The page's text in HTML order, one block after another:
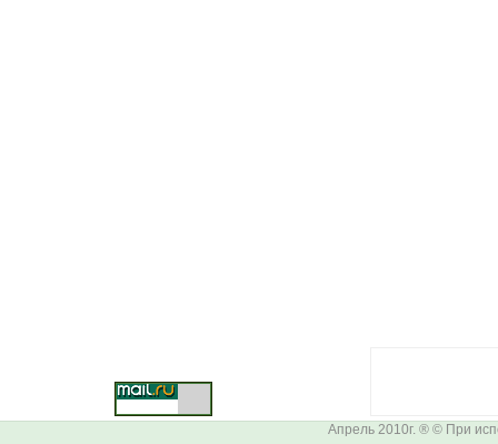
Апрель 2010г. ® © При